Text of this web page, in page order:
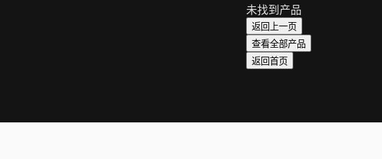
未找到产品
返回上一页
查看全部产品
返回首页